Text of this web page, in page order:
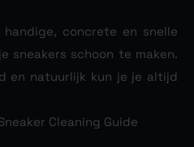
concrete en snelle
sneakers schoon te maken.
en natuurlijk kun je je altijd
Sneaker Cleaning Guide